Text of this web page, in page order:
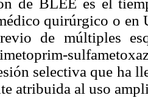
de BLEE es el
quirúrgico o en
de múltiples
selectiva que ha
atribuida al uso